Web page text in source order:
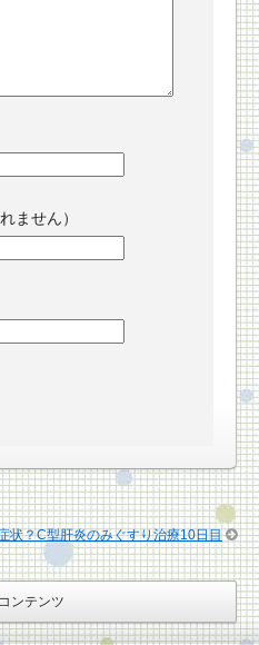
ません）
状？C型肝炎のみぐすり治療10日目
ンテンツ